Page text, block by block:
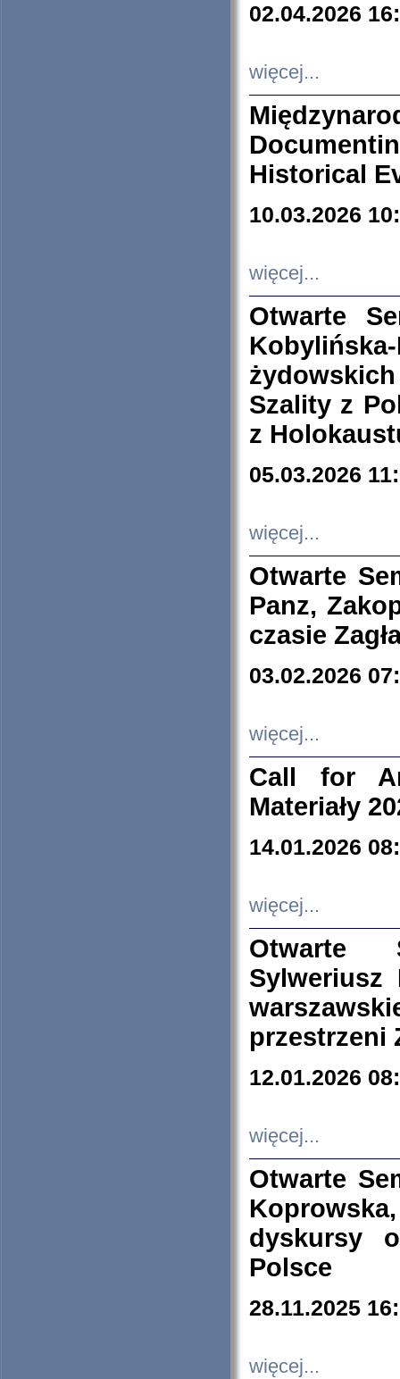
02.04.2026
więcej...
Historical
10.03.2026
więcej...
Otwarte
Szality z
z
05.03.2026
więcej...
Otwarte
Panz,
czasie
03.02.2026
więcej...
Call for
Materiały
14.01.2026
więcej...
Otwarte
Sylweriusz
przestrzeni
12.01.2026
więcej...
Otwarte
dyskursy
Polsce
28.11.2025
więcej...